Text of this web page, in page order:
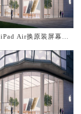
Air换原装屏幕服